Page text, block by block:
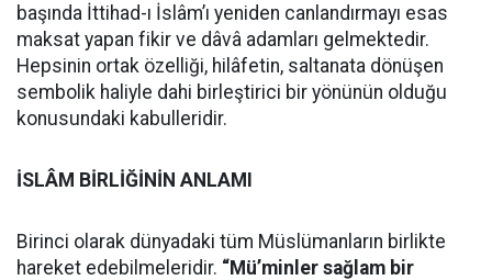
başında İttihad-ı İslâm’ı yeniden canlandırmayı esas
maksat yapan fikir ve dâvâ adamları gelmektedir.
Hepsinin ortak özelliği, hilâfetin, saltanata dönüşen
sembolik haliyle dahi birleştirici bir yönünün olduğu
konusundaki kabulleridir.
İSLÂM BİRLİĞİNİN ANLAMI
Birinci olarak dünyadaki tüm Müslümanların birlikte
hareket edebilmeleridir. “Mü’minler sağlam bir